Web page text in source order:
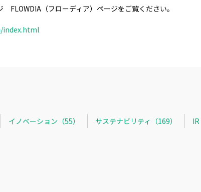
（フローディア）ページをご覧ください。
index.html
イノベーション（55） サステナビリティ（169） IR